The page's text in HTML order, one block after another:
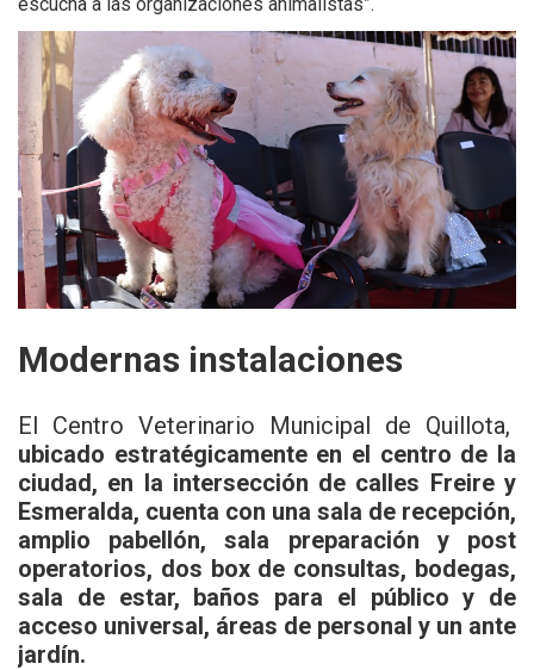
escucha a las organizaciones animalistas”.
Modernas instalaciones
El Centro Veterinario Municipal de Quillota,
ubicado estratégicamente en el centro de la
ciudad, en la intersección de calles Freire y
Esmeralda, cuenta con una sala de recepción,
amplio pabellón, sala preparación y post
operatorios, dos box de consultas, bodegas,
sala de estar, baños para el público y de
acceso universal, áreas de personal y un ante
jardín.